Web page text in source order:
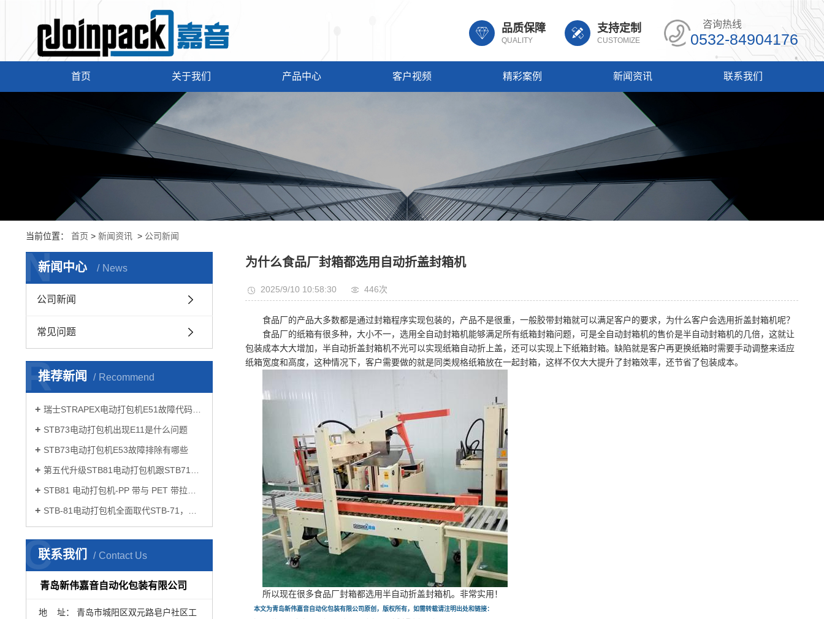
品质保障
QUALITY
支持定制
CUSTOMIZE
咨询热线
0532-84904176
首页 关于我们 产品中心 客户视频 精彩案例 新闻资讯 联系我们
当前位置： 首页 > 新闻资讯 > 公司新闻
新闻中心 News
N
公司新闻
常见问题
推荐新闻 Recommend
R
瑞士STRAPEX电动打包机E51故障代码如何解决
STB73电动打包机出现E11是什么问题
STB73电动打包机E53故障排除有哪些
第五代升级STB81电动打包机跟STB71有什么区别
STB81 电动打包机-PP 带与 PET 带拉力设置要点
STB-81电动打包机全面取代STB-71，开启打包作业新体验
联系我们 Contact Us
C
青岛新伟嘉音自动化包装有限公司
地 址： 青岛市城阳区双元路皂户社区工
为什么食品厂封箱都选用自动折盖封箱机
2025/9/10 10:58:30 446次
食品厂的产品大多数都是通过封箱程序实现包装的，产品不是很重，一般胶带封箱就可以满足客户的要求，为什么客户会选用折盖封箱机呢？
食品厂的纸箱有很多种，大小不一，选用全自动封箱机能够满足所有纸箱封箱问题，可是全自动封箱机的售价是半自动封箱机的几倍，这就让
包装成本大大增加，半自动折盖封箱机不光可以实现纸箱自动折上盖，还可以实现上下纸箱封箱。缺陷就是客户再更换纸箱时需要手动调整来适应
纸箱宽度和高度，这种情况下，客户需要做的就是同类规格纸箱放在一起封箱，这样不仅大大提升了封箱效率，还节省了包装成本。
所以现在很多食品厂封箱都选用半自动折盖封箱机。非常实用！
本文为青岛新伟嘉音自动化包装有限公司原创，版权所有，如需转载请注明出处和链接：